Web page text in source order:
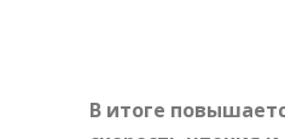
В итоге